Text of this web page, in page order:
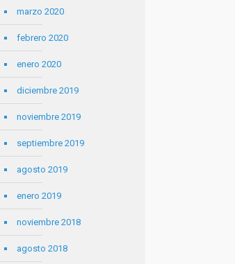
marzo 2020
febrero 2020
enero 2020
diciembre 2019
noviembre 2019
septiembre 2019
agosto 2019
enero 2019
noviembre 2018
agosto 2018